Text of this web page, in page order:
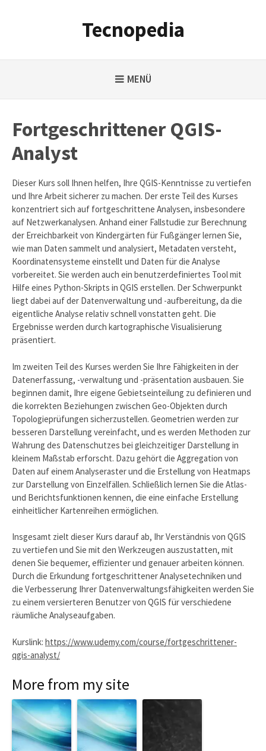
Tecnopedia
MENÜ
Fortgeschrittener QGIS-
Analyst
Dieser Kurs soll Ihnen helfen, Ihre QGIS-Kenntnisse zu vertiefen
und Ihre Arbeit sicherer zu machen. Der erste Teil des Kurses
konzentriert sich auf fortgeschrittene Analysen, insbesondere
auf Netzwerkanalysen. Anhand einer Fallstudie zur Berechnung
der Erreichbarkeit von Kindergärten für Fußgänger lernen Sie,
wie man Daten sammelt und analysiert, Metadaten versteht,
Koordinatensysteme einstellt und Daten für die Analyse
vorbereitet. Sie werden auch ein benutzerdefiniertes Tool mit
Hilfe eines Python-Skripts in QGIS erstellen. Der Schwerpunkt
liegt dabei auf der Datenverwaltung und -aufbereitung, da die
eigentliche Analyse relativ schnell vonstatten geht. Die
Ergebnisse werden durch kartographische Visualisierung
präsentiert.
Im zweiten Teil des Kurses werden Sie Ihre Fähigkeiten in der
Datenerfassung, -verwaltung und -präsentation ausbauen. Sie
beginnen damit, Ihre eigene Gebietseinteilung zu definieren und
die korrekten Beziehungen zwischen Geo-Objekten durch
Topologieprüfungen sicherzustellen. Geometrien werden zur
besseren Darstellung vereinfacht, und es werden Methoden zur
Wahrung des Datenschutzes bei gleichzeitiger Darstellung in
kleinem Maßstab erforscht. Dazu gehört die Aggregation von
Daten auf einem Analyseraster und die Erstellung von Heatmaps
zur Darstellung von Einzelfällen. Schließlich lernen Sie die Atlas-
und Berichtsfunktionen kennen, die eine einfache Erstellung
einheitlicher Kartenreihen ermöglichen.
Insgesamt zielt dieser Kurs darauf ab, Ihr Verständnis von QGIS
zu vertiefen und Sie mit den Werkzeugen auszustatten, mit
denen Sie bequemer, effizienter und genauer arbeiten können.
Durch die Erkundung fortgeschrittener Analysetechniken und
die Verbesserung Ihrer Datenverwaltungsfähigkeiten werden Sie
zu einem versierteren Benutzer von QGIS für verschiedene
räumliche Analyseaufgaben.
Kurslink: https://www.udemy.com/course/fortgeschrittener-
qgis-analyst/
More from my site